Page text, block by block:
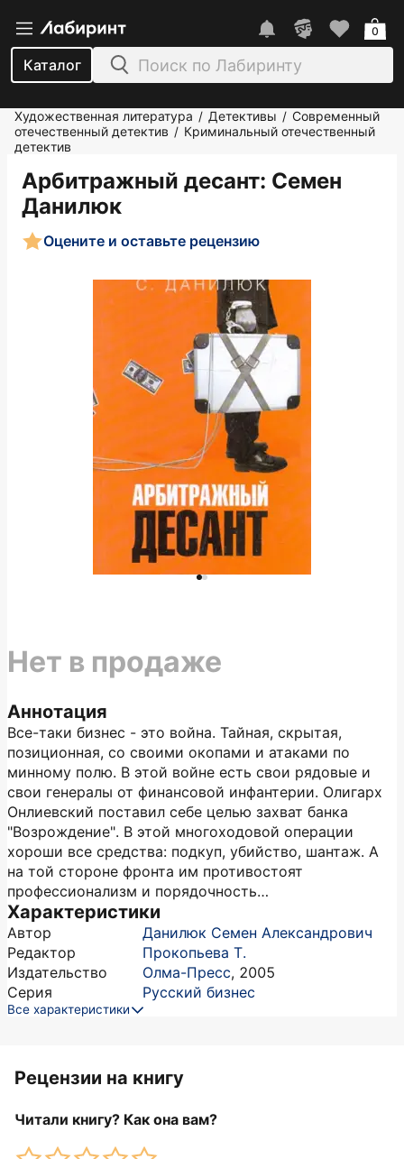
Каталог
0
Художественная литература / Детективы / Современный
отечественный детектив / Криминальный отечественный
детектив
Арбитражный десант: Семен
Данилюк
Оцените и оставьте рецензию
Аннотация
Все-таки бизнес - это война. Тайная, скрытая,
позиционная, со своими окопами и атаками по
минному полю. В этой войне есть свои рядовые и
свои генералы от финансовой инфантерии. Олигарх
Онлиевский поставил себе целью захват банка
"Возрождение". В этой многоходовой операции
хороши все средства: подкуп, убийство, шантаж. А
на той стороне фронта им противостоят
профессионализм и порядочность…
Характеристики
Автор
Данилюк Семен Александрович
Редактор
Прокопьева Т.
Издательство
Олма-Пресс, 2005
Серия
Русский бизнес
Все характеристики
Нет в продаже
Рецензии на книгу
Читали книгу? Как она вам?